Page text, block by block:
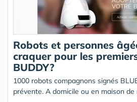
Robots et personnes
craquer pour les
BUDDY?
1000 robots compagnons signés
prévente. A domicile ou en maison de